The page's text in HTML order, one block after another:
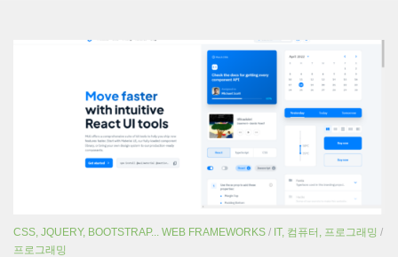
CSS, JQUERY, BOOTSTRAP... WEB FRAMEWORKS / IT, 컴퓨터, 프로그래밍 /
프로그래밍